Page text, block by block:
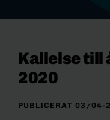
Kallelse till
2020
PUBLICERAT 03/04-